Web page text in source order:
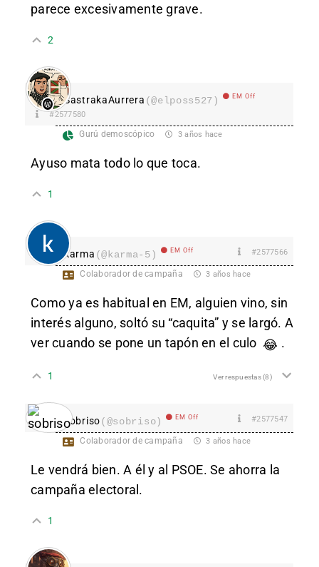
parece excesivamente grave.
2
SastrakaAurrera (@elposs527) EM Off
#2577580
Gurú demoscópico 3 años hace
Ayuso mata todo lo que toca.
1
karma (@karma-5) EM Off #2577566
Colaborador de campaña 3 años hace
Como ya es habitual en EM, alguien vino, sin
interés alguno, soltó su “caquita” y se largó. A
ver cuando se pone un tapón en el culo 😂 .
1 Ver respuestas(8)
sobriso(@sobriso) EM Off #2577547
Colaborador de campaña 3 años hace
Le vendrá bien. A él y al PSOE. Se ahorra la
campaña electoral.
1